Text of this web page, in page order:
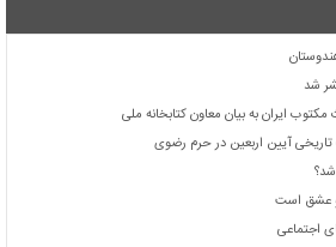
ایران به بیان معاون کتابخانه ملی
تاریخی آیین اربعین در حرم رضوی
و عشق است
اجتماعی